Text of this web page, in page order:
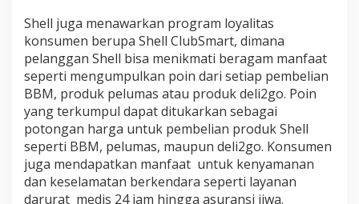
Shell juga menawarkan program loyalitas
konsumen berupa Shell ClubSmart, dimana
pelanggan Shell bisa menikmati beragam manfaat
seperti mengumpulkan poin dari setiap pembelian
BBM, produk pelumas atau produk deli2go. Poin
yang terkumpul dapat ditukarkan sebagai
potongan harga untuk pembelian produk Shell
seperti BBM, pelumas, maupun deli2go. Konsumen
juga mendapatkan manfaat untuk kenyamanan
dan keselamatan berkendara seperti layanan
darurat medis 24 jam hingga asuransi jiwa.